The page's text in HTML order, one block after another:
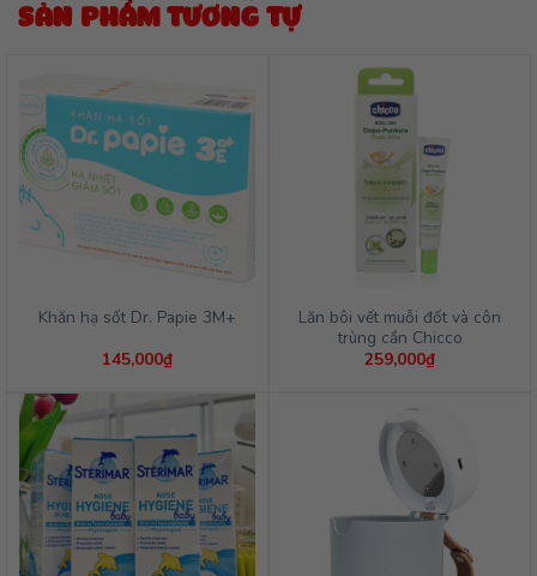
SẢN PHẨM TƯƠNG TỰ
Khăn hạ sốt Dr. Papie 3M+
145,000₫
Lăn bôi vết muỗi đốt và côn
trùng cắn Chicco
259,000₫